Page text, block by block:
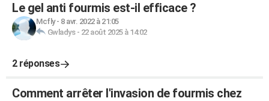
Le gel anti fourmis est-il efficace ?
Mcfly- 8 avr. 2022 à 21:05
Gwladys- 22 août 2025 à 14:02
2 réponses
Comment arrêter l'invasion de fourmis chez